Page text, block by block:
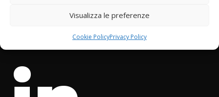
Visualizza le preferenze
Cookie PolicyPrivacy Policy